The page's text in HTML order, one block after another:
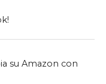
su Amazon con